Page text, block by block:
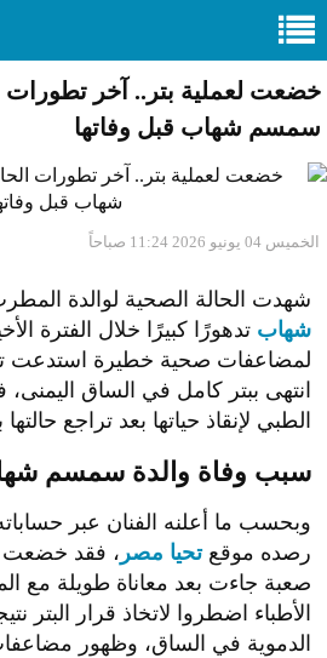
خضعت لعملية بتر.. آخر تطورات
سمسم شهاب قبل وفاتها
الخميس 04 يونيو 2026 11:24 صباحاً
شهدت الحالة الصحية لوالدة
شهاب تدهورًا كبيرًا خلال الفترة
لمضاعفات صحية خطيرة استدعت
انتهى ببتر كامل في الساق
الطبي لإنقاذ حياتها بعد تراجع
سبب وفاة والدة سمسم
وبحسب ما أعلنه الفنان عبر
رصده موقعتحيا مصر ، فقد خضعت
صعبة جاءت بعد معاناة طويلة مع
الأطباء اضطروا لاتخاذ قرار البتر
الدموية في الساق، وظهور